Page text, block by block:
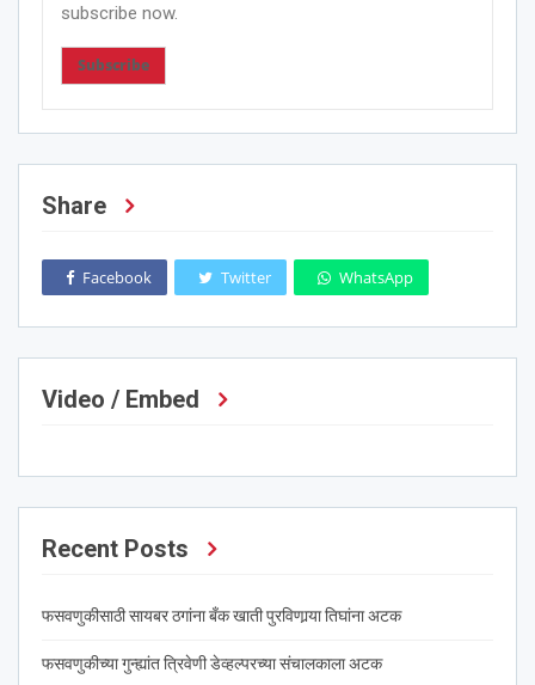
subscribe now.
Subscribe
Share
Facebook Twitter WhatsApp
Video / Embed
Recent Posts
फसवणुकीसाठी सायबर ठगांना बँक खाती पुरविणार्‍या तिघांना अटक
फसवणुकीच्या गुन्ह्यांत त्रिवेणी डेव्हल्परच्या संचालकाला अटक